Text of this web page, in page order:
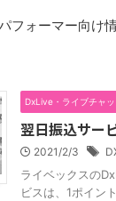
フォーマー向け
DxLive・ライブチャ
翌日振込サー
2021/2/3
ライベックスの
ビスは、1ポイン